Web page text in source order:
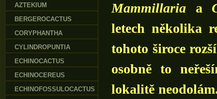
Mammillaria a
letech několika
tohoto široce
osobně to
lokalitě
AZTEKIUM
BERGEROCACTUS
CORYPHANTHA
CYLINDROPUNTIA
ECHINOCACTUS
ECHINOCEREUS
ECHINOFOSSULOCACTUS